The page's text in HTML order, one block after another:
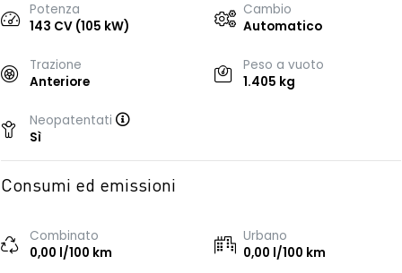
Potenza
143 CV (105 kW)
Cambio
Automatico
Trazione
Anteriore
Peso a vuoto
1.405 kg
Neopatentati
Sì
Consumi ed emissioni
Combinato
0,00 l/100 km
Urbano
0,00 l/100 km